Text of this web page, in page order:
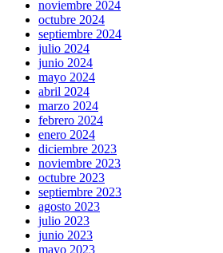
noviembre 2024
octubre 2024
septiembre 2024
julio 2024
junio 2024
mayo 2024
abril 2024
marzo 2024
febrero 2024
enero 2024
diciembre 2023
noviembre 2023
octubre 2023
septiembre 2023
agosto 2023
julio 2023
junio 2023
mayo 2023